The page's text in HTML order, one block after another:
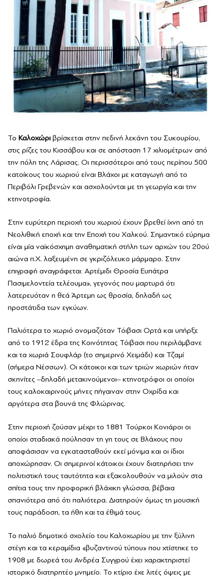
Το Καλοχώρι βρίσκεται στην πεδινή λεκάνη του Συκουρίου,
στις ρίζες του Κισσάβου και σε απόσταση 17 χιλιομέτρων από
την πόλη της Λάρισας. Οι περισσότεροι από τους περίπου 500
κατοίκους του χωριού είναι Βλάχοι με καταγωγή από το
Περιβόλι Γρεβενών και ασχολούνται με τη γεωργία και την
κτηνοτροφία.
Στην ευρύτερη περιοχή του χωριού έχουν βρεθεί ίχνη από τη
Νεολιθική εποχή και την Εποχή του Χαλκού. Σημαντικό εύρημα
είναι μία ναϊκόσχημη αναθηματική στήλη των αρχών του 20ού
αιώνα π.Χ. λαξευμένη σε γκριζόλευκο μάρμαρο. Στην
επιγραφή αναγράφεται: Αρτέμιδι Θροσία Ευπάτρα
Πασιμελοντεία τελέουμα», γεγονός που μαρτυρά ότι
λατερευόταν η θεά Άρτεμη ως θροσία, δηλαδή ως
προστάτιδα των εγκύων.
Παλιότερα το χωριό ονομαζόταν Τόιβασι Ορτά και υπήρξε
από το 1912 έδρα της Κοινότητας Τόιβασι που περιλάμβανε
και τα χωριά Σουφλάρ (το σημερινό Χειμάδι) και Τζαμί
(σήμερα Νέσσων). Οι κάτοικοι και των τριών χωριών ήταν
σκηνίτες ‒δηλαδή μετακινούμενοι‒ κτηνοτρόφοι οι οποίοι
τους καλοκαιρινούς μήνες πήγαιναν στην Οχρίδα και
αργότερα στα βουνά της Φλώρινας.
Στην περιοχή ζούσαν μέχρι το 1881 Τούρκοι Κονιάροι οι
οποίοι σταδιακά πούλησαν τη γη τους σε Βλάχους που
αποφάσισαν να εγκατασταθούν εκεί μόνιμα και οι ίδιοι
αποχώρησαν. Οι σημερινοί κάτοικοι έχουν διατηρήσει την
πολιτιστική τους ταυτότητα και εξακολουθούν να μιλούν στα
σπίτια τους την προφορική βλάχικη γλώσσα, βέβαια
σπανιότερα από ότι παλιότερα. Διατηρούν όμως τη μουσική
τους παράδοση, τα ήθη και τα έθιμά τους.
Το παλιό δημοτικό σχολείο του Καλοχωρίου με την ξύλινη
στέγη και τα κεραμίδια «βυζαντινού τύπου» που χτίστηκε το
1908 με δωρεά του Ανδρέα Συγγρού έχει χαρακτηριστεί
ιστορικό διατηρητέο μνημείο. Το κτίριο έχε λιτές όψεις με